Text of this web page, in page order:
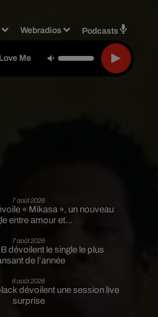
Webradios Podcasts
Me Ariana Grande
7 août 2026
« Mikasa », un nouveau
entre amour et...
7 août 2026
dévoilent le single le plus
de l’année
6 août 2026
dévoilent une session live
surprise